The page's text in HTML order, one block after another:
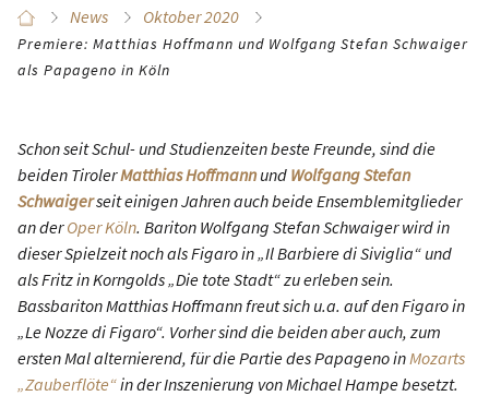
News Oktober 2020
Premiere: Matthias Hoffmann und Wolfgang Stefan Schwaiger
als Papageno in Köln
Schon seit Schul- und Studienzeiten beste Freunde, sind die
beiden TirolerMatthias Hoffmannund Wolfgang Stefan
Schwaigerseit einigen Jahren auch beide Ensemblemitglieder
an derOper Köln. Bariton Wolfgang Stefan Schwaiger wird in
dieser Spielzeit noch als Figaro in „Il Barbiere di Siviglia“ und
als Fritz in Korngolds „Die tote Stadt“ zu erleben sein.
Bassbariton Matthias Hoffmann freut sich u.a. auf den Figaro in
„Le Nozze di Figaro“. Vorher sind die beiden aber auch, zum
ersten Mal alternierend, für die Partie des Papageno in Mozarts
„Zauberflöte“in der Inszenierung von Michael Hampe besetzt.